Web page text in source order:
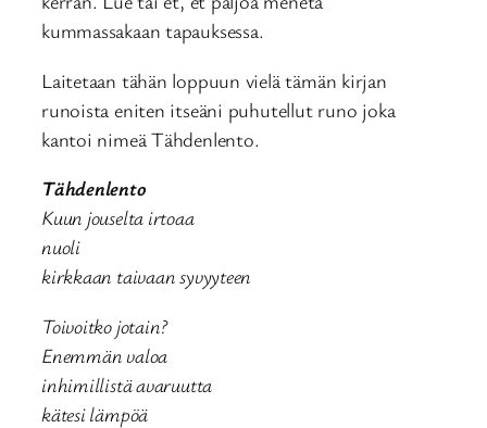
kummassakaan tapauksessa.
Laitetaan tähän loppuun vielä tämän kirjan
runoista eniten itseäni puhutellut runo joka
kantoi nimeä Tähdenlento.
Tähdenlento
Kuun jouselta irtoaa
nuoli
kirkkaan taivaan syvyyteen
Toivoitko jotain?
Enemmän valoa
inhimillistä avaruutta
kätesi lämpöä